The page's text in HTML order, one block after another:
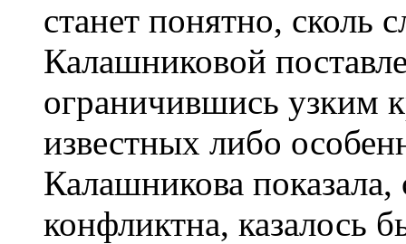
станет понятно, сколь
Калашниковой
ограничившись узким
известных либо
Калашникова
конфликтна, казалось